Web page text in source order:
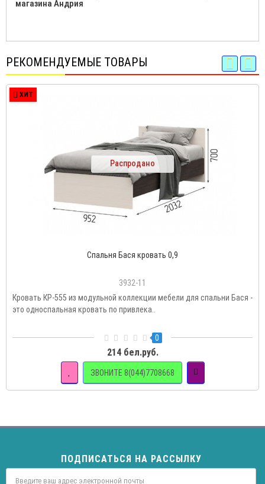
магазина Андрия
РЕКОМЕНДУЕМЫЕ ТОВАРЫ
ХИТ
Распродано
Спальня Бася кровать 0,9
3932-11
Кровать КР-555 из модульной коллекции мебели для спальни Бася -
это односпальная кровать по привлека..
0
214 бел.руб.
ЗВОНИТЕ 8(044)7708668
ПОДПИСАТЬСЯ НА РАССЫЛКУ